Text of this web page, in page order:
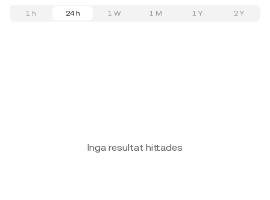
1 h 24 h 1 W 1 M 1 Y 2 Y
Inga resultat hittades